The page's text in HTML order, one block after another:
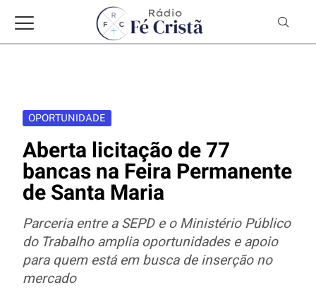
OPORTUNIDADE
Aberta licitação de 77
bancas na Feira Permanente
de Santa Maria
Parceria entre a SEPD e o Ministério Público
do Trabalho amplia oportunidades e apoio
para quem está em busca de inserção no
mercado